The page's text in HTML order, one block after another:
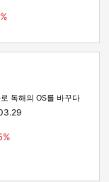
독해의 OS를 바꾸다